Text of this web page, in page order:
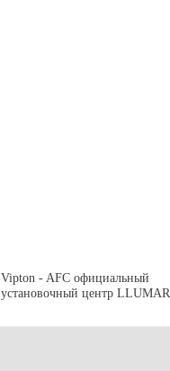
Vipton - AFC официальный
установочный центр LLUMAR